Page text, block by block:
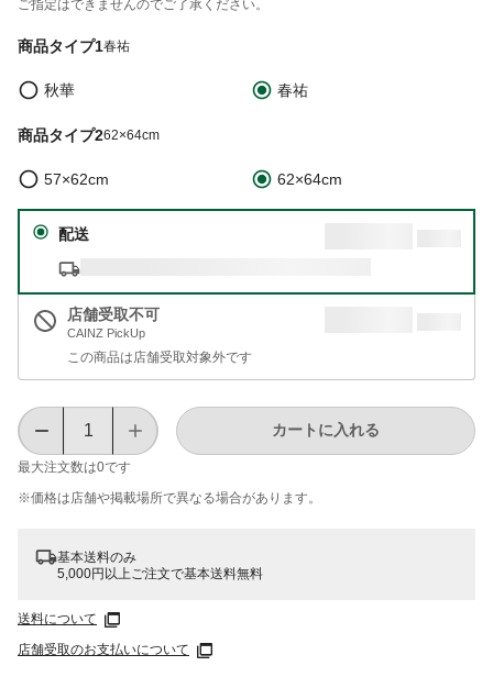
ご指定はできませんのでご了承ください。
商品タイプ1春祐
秋華 春祐
商品タイプ262×64cm
57×62cm 62×64cm
配送
店舗受取不可
CAINZ PickUp
この商品は店舗受取対象外です
最大注文数は0です
カートに入れる
※価格は​店舗や​掲載場所で​異なる​場合が​あります。
基本送料のみ
5,000円以上ご注文で基本送料無料
送料について
店舗受取のお支払いについて